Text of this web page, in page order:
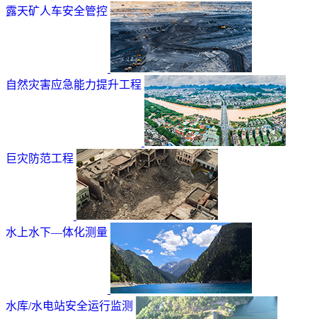
露天矿人车安全管控
自然灾害应急能力提升工程
巨灾防范工程
水上水下—体化测量
水库/水电站安全运行监测